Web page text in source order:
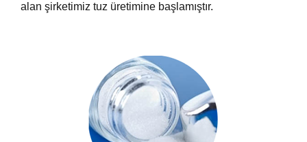
alan şirketimiz tuz üretimine başlamıştır.